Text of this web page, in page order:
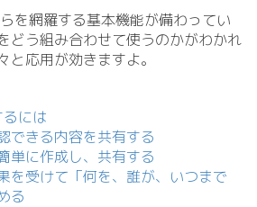
を網羅する基本機能が備わってい
どう組み合わせて使うのかがわかれ
と応用が効きますよ。
には
できる内容を共有する
単に作成し、共有する
を受けて「何を、誰が、いつまで
る